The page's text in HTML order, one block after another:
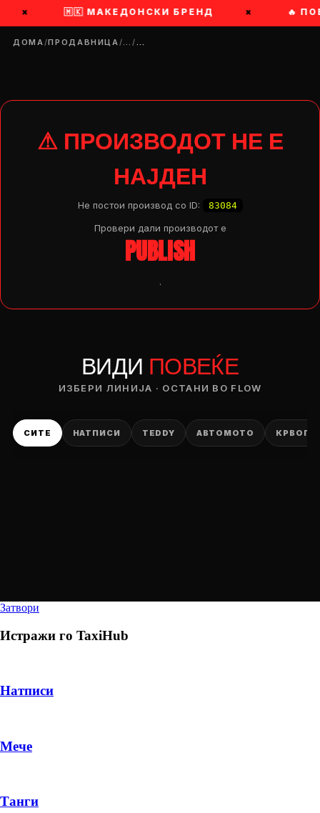
× 🇲🇰 МАКЕДОНСКИ БРЕНД × 🔥
ДОМА/ПРОДАВНИЦА/…/…
⚠ ПРОИЗВОДОТ НЕ Е
НАЈДЕН
Не постои производ со ID: 83084
Провери дали производот e
PUBLISH
.
ВИДИ ПОВЕЌЕ
ИЗБЕРИ ЛИНИЈА · ОСТАНИ ВО FLOW
СИТЕ НАТПИСИ TEDDY АВТОМОТО
Затвори
Истражи го TaxiHub
Натписи
Мече
Танги